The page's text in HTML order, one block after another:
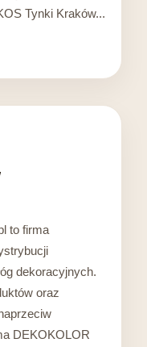
Tynki Kraków...
to firma
dekoracyjnych.
oraz
DEKOKOLOR